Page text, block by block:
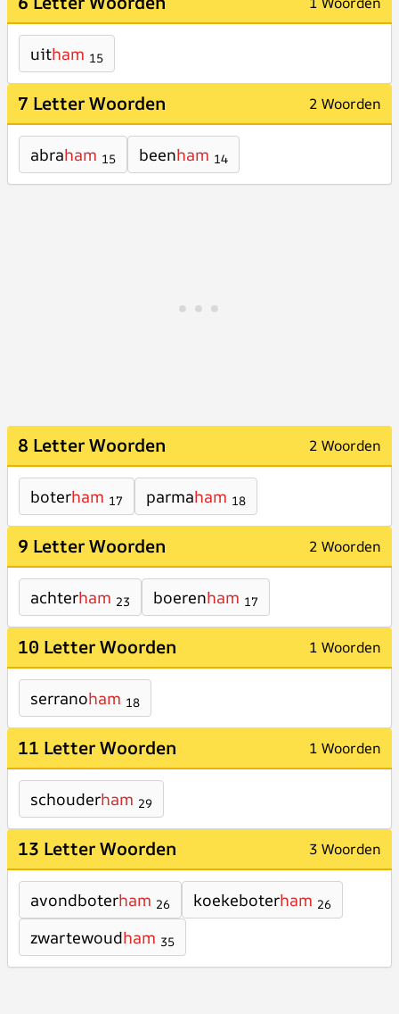
uitham 15
7 Letter Woorden 2 Woorden
abraham 15 beenham 14
8 Letter Woorden 2 Woorden
boterham 17 parmaham 18
9 Letter Woorden 2 Woorden
achterham 23 boerenham 17
10 Letter Woorden 1 Woorden
serranoham 18
11 Letter Woorden 1 Woorden
schouderham 29
13 Letter Woorden 3 Woorden
avondboterham 26 koekeboterham 26
zwartewoudham 35